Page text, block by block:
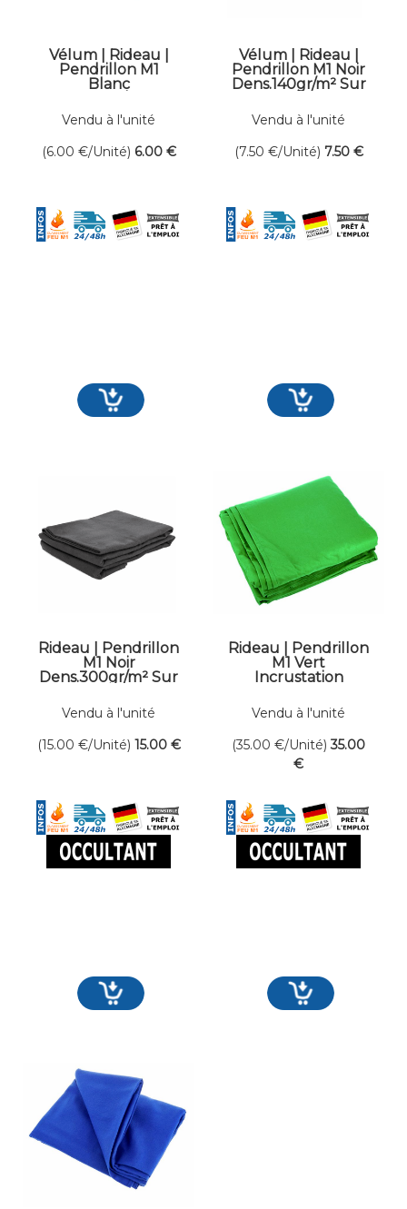
Vélum | Rideau |
Pendrillon M1
Blanc
mesure
Vendu à l'unité
(6.00 €/Unité) 6.00 €
Vélum | Rideau |
Pendrillon M1 Noir
Dens.140gr/m² Sur
Vendu à l'unité
(7.50 €/Unité) 7.50 €
Rideau | Pendrillon
M1 Noir
Dens.300gr/m² Sur
Vendu à l'unité
(15.00 €/Unité) 15.00 €
Rideau | Pendrillon
M1 Vert
Incrustation
mesure
Vendu à l'unité
(35.00 €/Unité) 35.00
€